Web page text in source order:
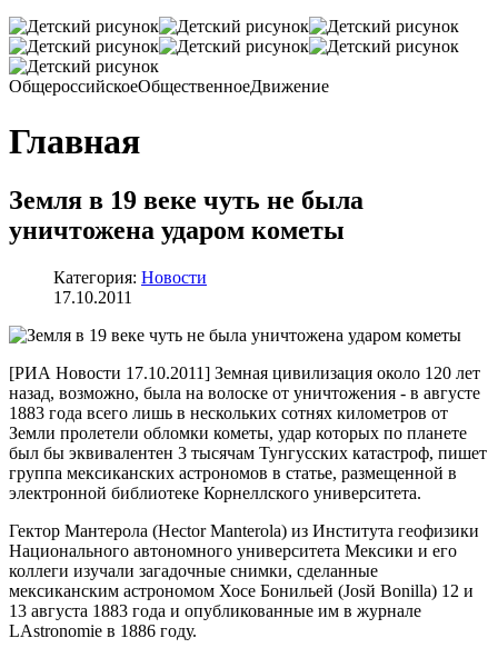
ОбщероссийскоеОбщественноеДвижение
Главная
Земля в 19 веке чуть не была
уничтожена ударом кометы
Категория: Новости
17.10.2011
[РИА Новости 17.10.2011] Земная цивилизация около 120 лет
назад, возможно, была на волоске от уничтожения - в августе
1883 года всего лишь в нескольких сотнях километров от
Земли пролетели обломки кометы, удар которых по планете
был бы эквивалентен 3 тысячам Тунгусских катастроф, пишет
группа мексиканских астрономов в статье, размещенной в
электронной библиотеке Корнеллского университета.
Гектор Мантерола (Hector Manterola) из Института геофизики
Национального автономного университета Мексики и его
коллеги изучали загадочные снимки, сделанные
мексиканским астрономом Хосе Бонильей (Josй Bonilla) 12 и
13 августа 1883 года и опубликованные им в журнале
LAstronomie в 1886 году.